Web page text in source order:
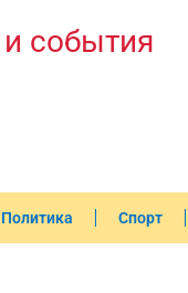
события
Политика Спорт